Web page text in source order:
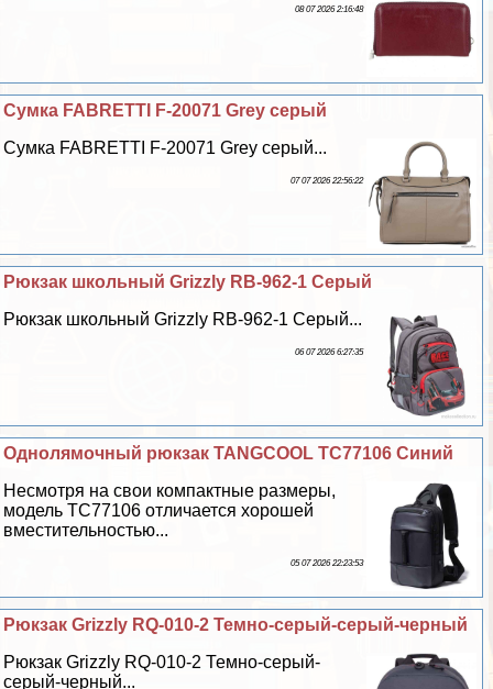
08 07 2026 2:16:48
Сумка FABRETTI F-20071 Grey серый
Сумка FABRETTI F-20071 Grey серый...
07 07 2026 22:56:22
Рюкзак школьный Grizzly RB-962-1 Серый
Рюкзак школьный Grizzly RB-962-1 Серый...
06 07 2026 6:27:35
Однолямочный рюкзак TANGCOOL TC77106 Синий
Несмотря на свои компактные размеры,
модель TC77106 отличается хорошей
вместительностью...
05 07 2026 22:23:53
Рюкзак Grizzly RQ-010-2 Темно-серый-серый-черный
Рюкзак Grizzly RQ-010-2 Темно-серый-
серый-черный...